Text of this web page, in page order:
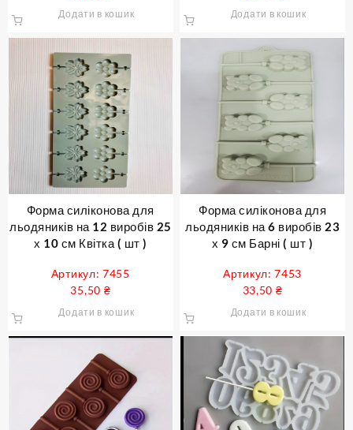
Додати в кошик Додати в кошик
Форма силіконова для
льодяників на 12 виробів 25
х 10 см Квітка ( шт )
Артикул: 7455
35,50 ₴
Додати в кошик
Форма силіконова для
льодяників на 6 виробів 23
х 9 см Барні ( шт )
Артикул: 7453
33,50 ₴
Додати в кошик